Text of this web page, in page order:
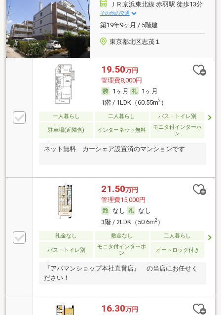
ＪＲ京浜東北線 赤羽駅 徒歩13分
その他の交通
築19年9ヶ月 / 5階建
東京都北区志茂１
19.50万円
管理費8,000円
1ヶ月
1ヶ月
1階 / 1LDK（60.55m2）
一人暮らし 二人暮らし バス・トイレ別
駐車場(近隣含) インターネット無料
モニタ付インターホ
ン
ネット無料 カーシェア設置済のマンションです
21.50万円
管理費15,000円
なし
なし
3階 / 2LDK（50.6m2）
礼金なし 敷金なし 二人暮らし
バス・トイレ別
モニタ付インターホ
ン
オートロック付き
『アパマンショップ本社直営店』 の当店にお任せく
ださい！
16.30万円